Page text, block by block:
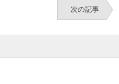
次の記事